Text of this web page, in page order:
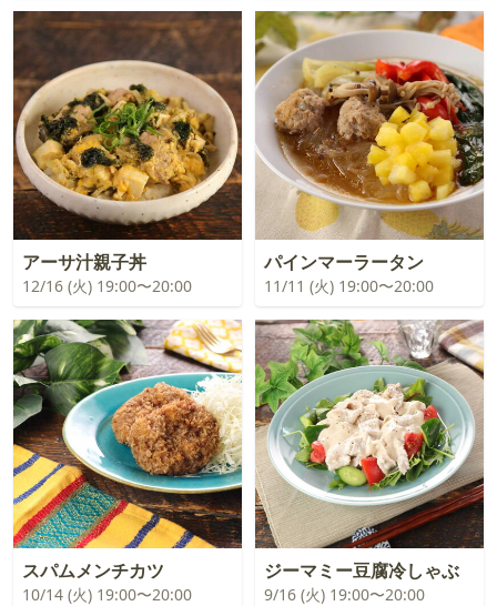
アーサ汁親子丼
12/16 (火) 19:00〜20:00
パインマーラータン
11/11 (火) 19:00〜20:00
スパムメンチカツ
10/14 (火) 19:00〜20:00
ジーマミー豆腐冷しゃぶ
9/16 (火) 19:00〜20:00